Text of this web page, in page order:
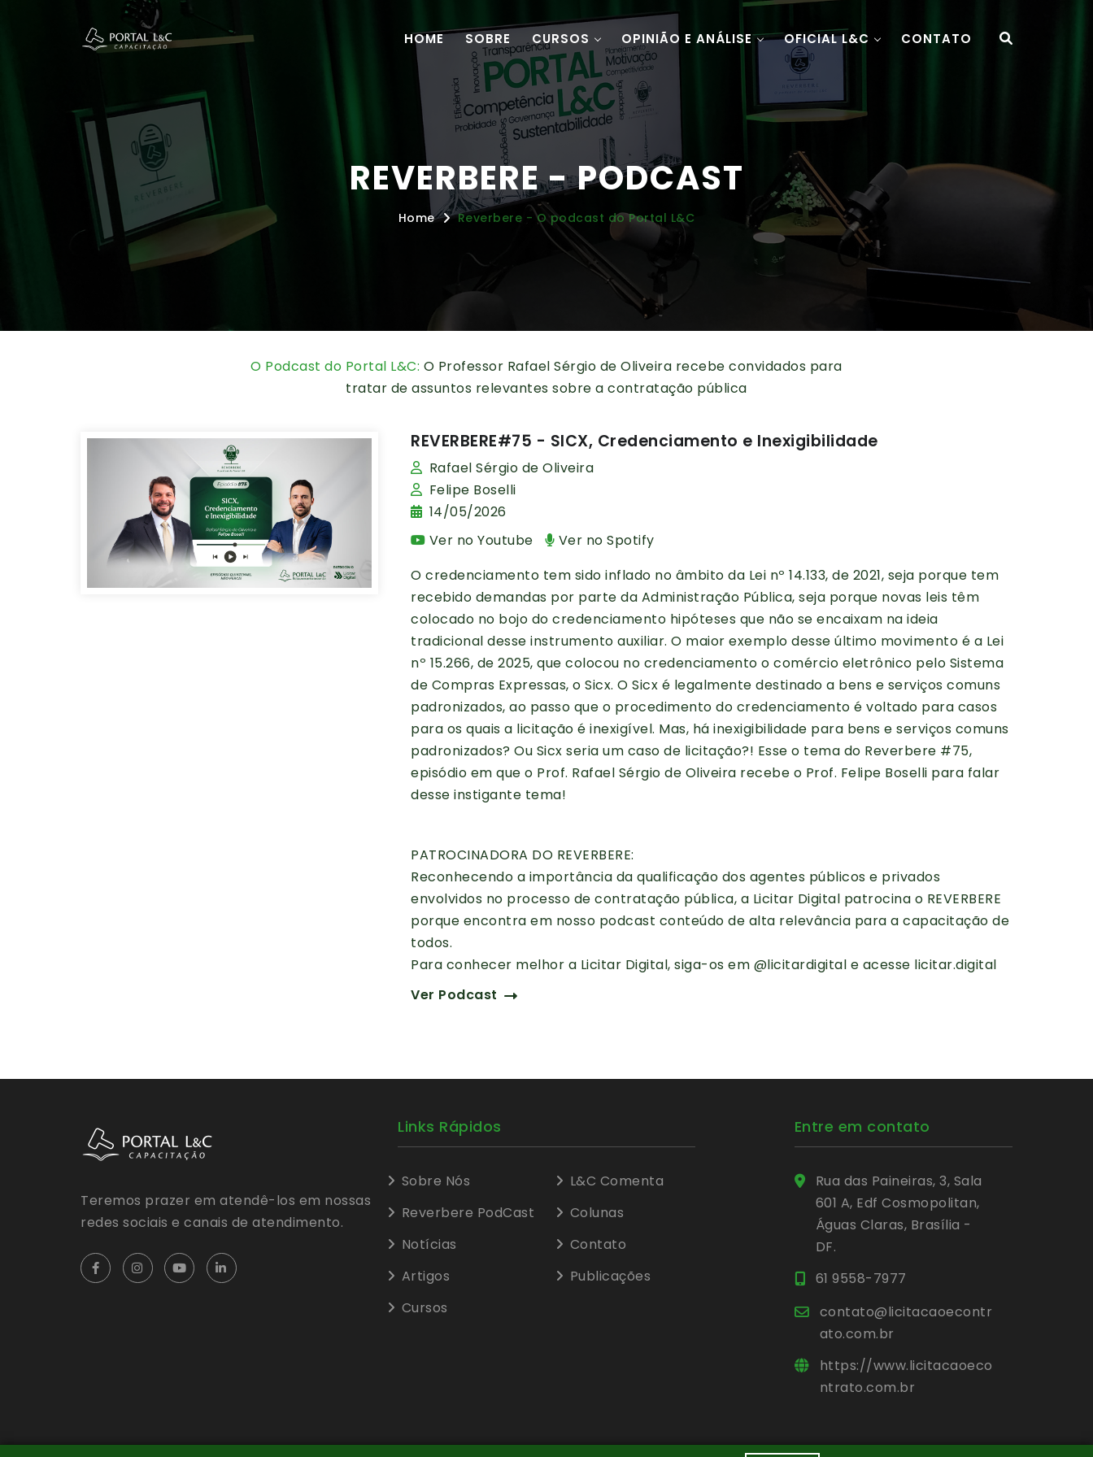
HOME SOBRE CURSOS OPINIÃO E ANÁLISE OFICIAL L&C CONTATO
REVERBERE - PODCAST
Home Reverbere - O podcast do Portal L&C
O Podcast do Portal L&C: O Professor Rafael Sérgio de Oliveira recebe convidados para
tratar de assuntos relevantes sobre a contratação pública
REVERBERE#75 - SICX, Credenciamento e Inexigibilidade
Rafael Sérgio de Oliveira
Felipe Boselli
14/05/2026
Ver no Youtube
Ver no Spotify
O credenciamento tem sido inflado no âmbito da Lei nº 14.133, de 2021, seja porque tem
recebido demandas por parte da Administração Pública, seja porque novas leis têm
colocado no bojo do credenciamento hipóteses que não se encaixam na ideia
tradicional desse instrumento auxiliar. O maior exemplo desse último movimento é a Lei
nº 15.266, de 2025, que colocou no credenciamento o comércio eletrônico pelo Sistema
de Compras Expressas, o Sicx. O Sicx é legalmente destinado a bens e serviços comuns
padronizados, ao passo que o procedimento do credenciamento é voltado para casos
para os quais a licitação é inexigível. Mas, há inexigibilidade para bens e serviços comuns
padronizados? Ou Sicx seria um caso de licitação?! Esse o tema do Reverbere #75,
episódio em que o Prof. Rafael Sérgio de Oliveira recebe o Prof. Felipe Boselli para falar
desse instigante tema!
PATROCINADORA DO REVERBERE:
Reconhecendo a importância da qualificação dos agentes públicos e privados
envolvidos no processo de contratação pública, a Licitar Digital patrocina o REVERBERE
porque encontra em nosso podcast conteúdo de alta relevância para a capacitação de
todos.
Para conhecer melhor a Licitar Digital, siga-os em @licitardigital e acesse licitar.digital
Ver Podcast
Teremos prazer em atendê-los em nossas
redes sociais e canais de atendimento.
Links Rápidos
Sobre Nós
Reverbere PodCast
Notícias
Artigos
Cursos
L&C Comenta
Colunas
Contato
Publicações
Entre em contato
Rua das Paineiras, 3, Sala
601 A, Edf Cosmopolitan,
Águas Claras, Brasília -
DF.
61 9558-7977
contato@licitacaoecontr
ato.com.br
https://www.licitacaoeco
ntrato.com.br